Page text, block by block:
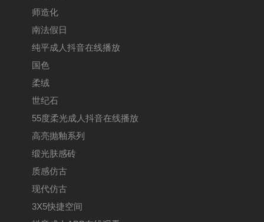
师造化
南法假日
纯平成人抖音在线播放
国色
柔绒
世纪石
55度柔光成人抖音在线播放
高亮抛釉系列
缎光肤感砖
质感仿古
现代仿古
3X5快捷空间